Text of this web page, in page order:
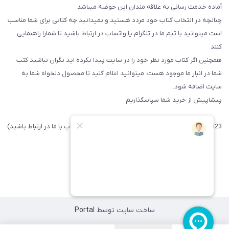
آماده خدمت رسانی به علاقه مندان این حوضه میباشد
چنانچه در انتخاب کتاب خود مردد هستید و نمیدانید چه کتابی برای شما مناسب
است میتوانید با تیم ما در تلگرام یا واتساپ در ارتباط باشید تا شما‌را راهنمایی
کنند
همچنین اگر کتاب مورد نظر خود را در سایت پیدا نکرده اید نگران نباشید کتب
شما در انبار ما موجود هست. میتوانید اعلام کنید تا محصول دلخواه شما به
سایت اضافه شود.
پیشاپیش از خرید شما سپاسگذاریم
09371742423 (لطفا فقط پیامک داده و یا از طریق واتساپ با ما در ارتباط باشید)
ساخت سایت توسط Portal